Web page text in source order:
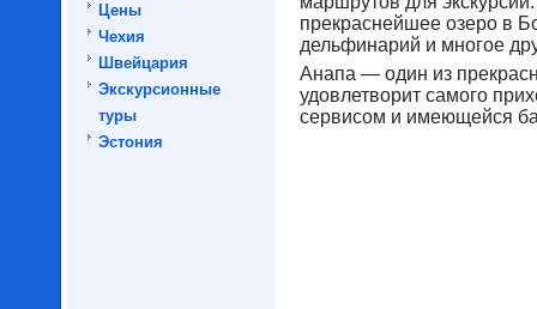
Цены
Чехия
Швейцария
Экскурсионные
туры
Эстония
прекраснейшее озеро в
дельфинарий и многое
Анапа — один из
удовлетворит самого
сервисом и имеющейся